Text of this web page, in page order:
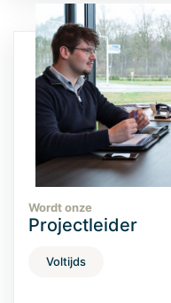
Wordt onze
Projectleider
Voltijds